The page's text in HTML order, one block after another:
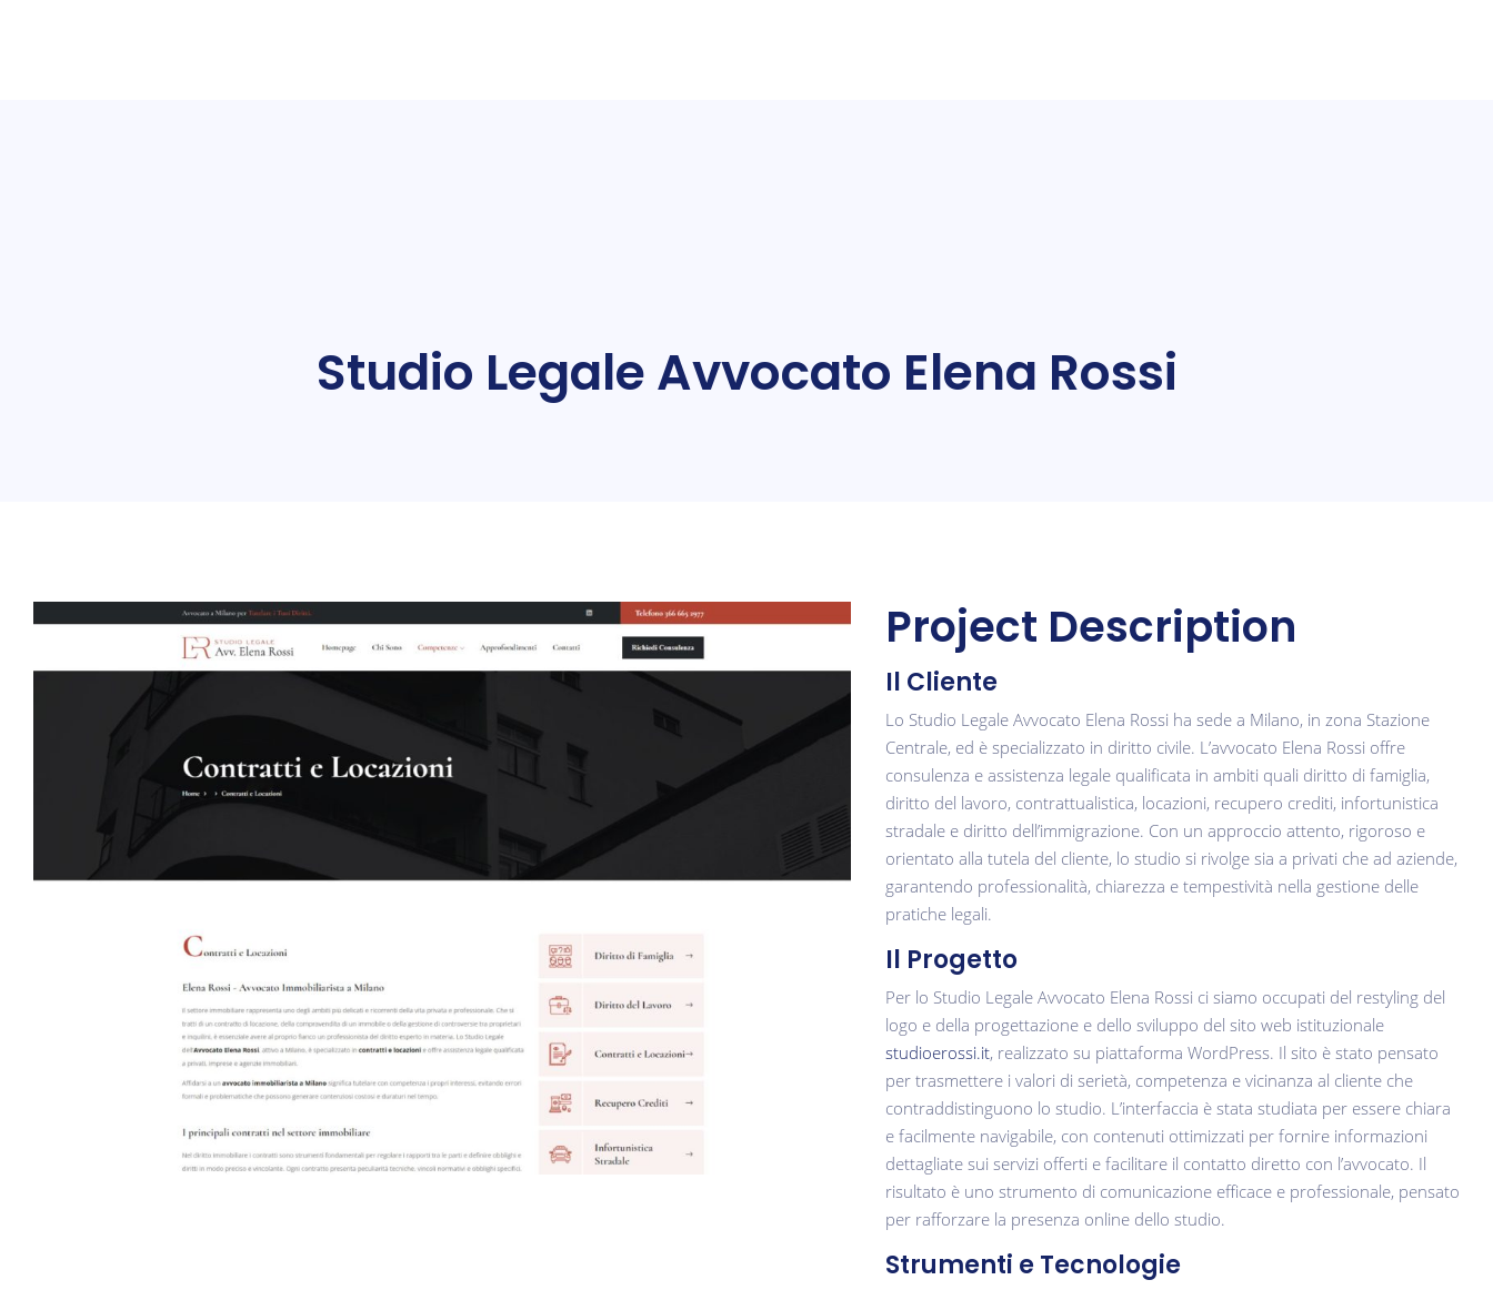
Studio Legale Avvocato Elena Rossi
Project Description
Il Cliente
Lo Studio Legale Avvocato Elena Rossi ha sede a Milano, in zona Stazione
Centrale, ed è specializzato in diritto civile. L’avvocato Elena Rossi offre
consulenza e assistenza legale qualificata in ambiti quali diritto di famiglia,
diritto del lavoro, contrattualistica, locazioni, recupero crediti, infortunistica
stradale e diritto dell’immigrazione. Con un approccio attento, rigoroso e
orientato alla tutela del cliente, lo studio si rivolge sia a privati che ad aziende,
garantendo professionalità, chiarezza e tempestività nella gestione delle
pratiche legali.
Il Progetto
Per lo Studio Legale Avvocato Elena Rossi ci siamo occupati del restyling del
logo e della progettazione e dello sviluppo del sito web istituzionale
studioerossi.it, realizzato su piattaforma WordPress. Il sito è stato pensato
per trasmettere i valori di serietà, competenza e vicinanza al cliente che
contraddistinguono lo studio. L’interfaccia è stata studiata per essere chiara
e facilmente navigabile, con contenuti ottimizzati per fornire informazioni
dettagliate sui servizi offerti e facilitare il contatto diretto con l’avvocato. Il
risultato è uno strumento di comunicazione efficace e professionale, pensato
per rafforzare la presenza online dello studio.
Strumenti e Tecnologie